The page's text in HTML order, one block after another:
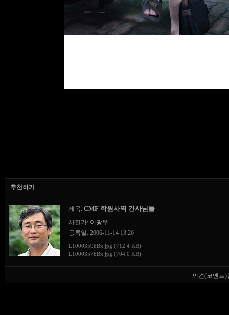
-추천하기
제목:CMF 학원사역 간사님들
사진가: 이광우
등록일: 2006-11-14 13:26
L1000359bBx.jpg (712.4 KB)
L1000357bBx.jpg (704.0 KB)
의견(코멘트)